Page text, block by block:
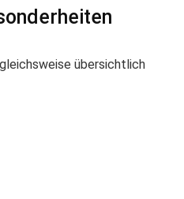
übersichtlich